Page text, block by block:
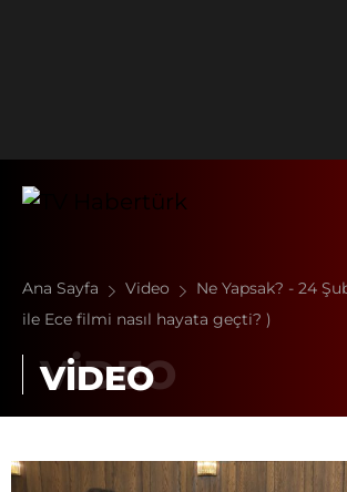
Ana Sayfa Video
Ne Yapsak? - 24
ile Ece filmi nasıl hayata geçti? )
VİDEO